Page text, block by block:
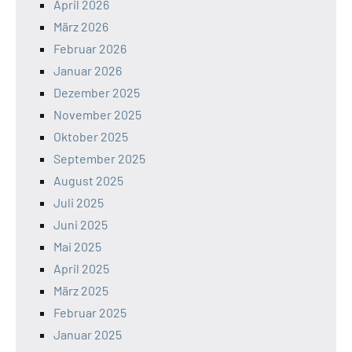
April 2026
März 2026
Februar 2026
Januar 2026
Dezember 2025
November 2025
Oktober 2025
September 2025
August 2025
Juli 2025
Juni 2025
Mai 2025
April 2025
März 2025
Februar 2025
Januar 2025